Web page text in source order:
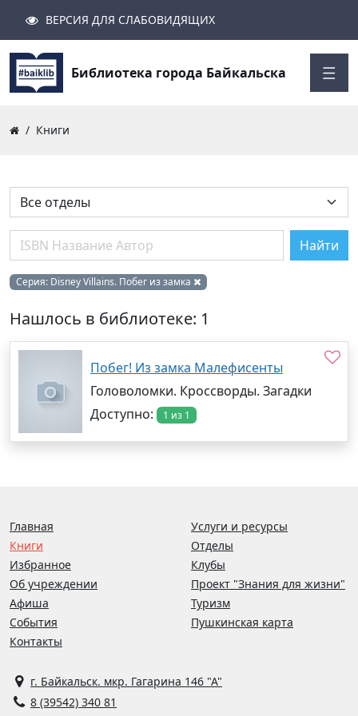
Найти
Серия: Disney Villains. Побег из замка
Нашлось в библиотеке: 1
Побег! Из замка Малефисенты
Головоломки. Кроссворды. Загадки
Доступно:
1 из 1
Поиск
Найти
ВЕРСИЯ ДЛЯ СЛАБОВИДЯЩИХ
Библиотека города Байкальска
Книги
г. Байкальск. мкр. Гагарина 146 "А"
8 (39542) 340 81
Главная
Книги
Избранное
Об учреждении
Афиша
События
Контакты
Услуги и ресурсы
Отделы
Клубы
Проект "Знания для жизни"
Туризм
Пушкинская карта